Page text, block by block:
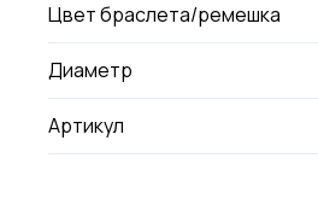
Цвет браслета/ремешка
Диаметр
Артикул